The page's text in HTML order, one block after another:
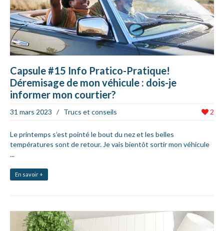
Capsule #15 Info Pratico-Pratique!
Déremisage de mon véhicule : dois-je
informer mon courtier?
2
31 mars 2023 / Trucs et conseils
Le printemps s’est pointé le bout du nez et les belles
températures sont de retour. Je vais bientôt sortir mon véhicule
...
En savoir +